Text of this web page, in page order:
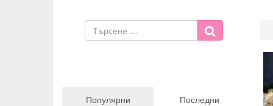
Популярни
Последни